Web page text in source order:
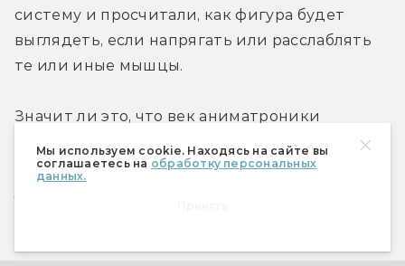
Мы используем cookie. Находясь на сайте вы
соглашаетесь на обработку персональных
данных.
систему и просчитали, как фигура будет
выглядеть, если напрягать или расслаблять
те или иные мышцы.
Значит ли это, что век аниматроники
прошёл? Вовсе не обязательно. Для новых
«Прогулок с динозаврами», где не появляются